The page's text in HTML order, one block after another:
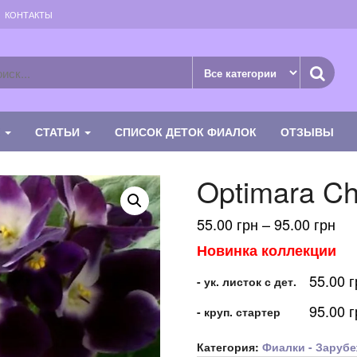
КОНТАКТЫ
СТАТЬИ СПИСОК ДЕТОК ФИАЛОК ОТЗЫВЫ
Optimara
55.00 грн –95.00 грн
цен:
–
Новинка коллекции
- ук. листок с дет. 55.00
- круп. стартер
95.00
Категория: Фиалки -